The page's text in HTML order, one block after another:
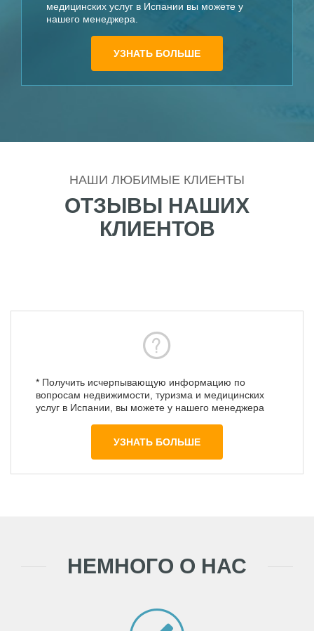
медицинских услуг в Испании вы можете у
нашего менеджера.
УЗНАТЬ БОЛЬШЕ
НАШИ ЛЮБИМЫЕ КЛИЕНТЫ
ОТЗЫВЫ НАШИХ
КЛИЕНТОВ
* Получить исчерпывающую информацию по
вопросам недвижимости, туризма и медицинских
услуг в Испании, вы можете у нашего менеджера
УЗНАТЬ БОЛЬШЕ
НЕМНОГО О НАС